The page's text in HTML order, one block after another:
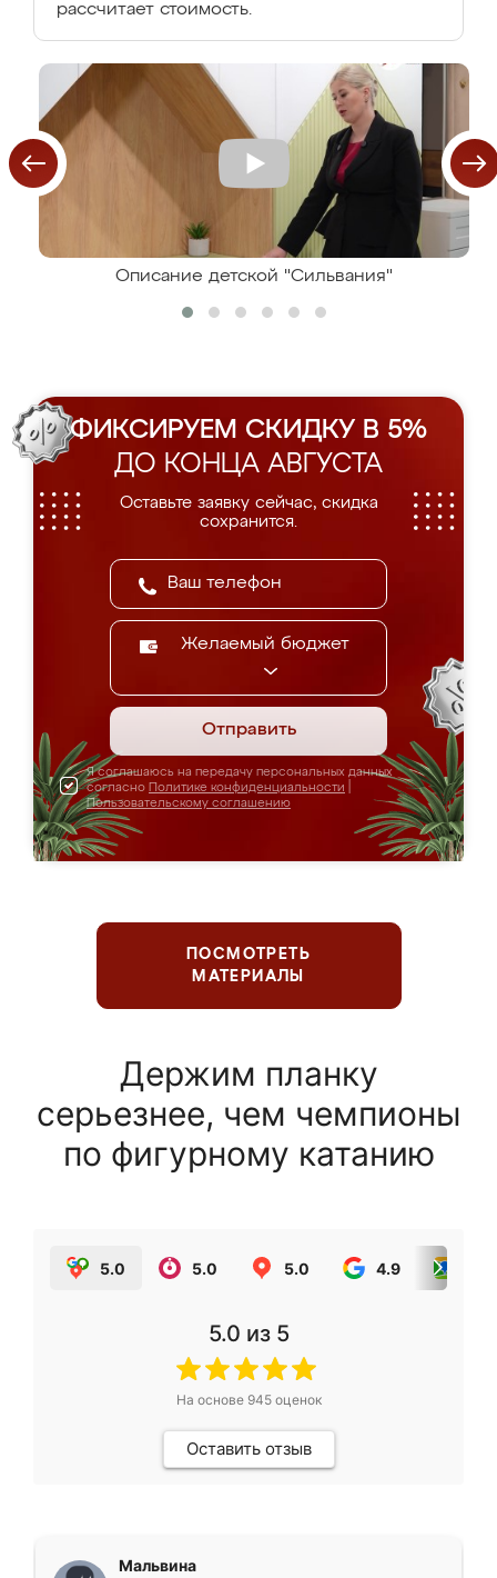
рассчитает стоимость.
Описание детской "Сильвания"
ФИКСИРУЕМ СКИДКУ В 5%
ДО КОНЦА АВГУСТА
Оставьте заявку сейчас, скидка
сохранится.
Желаемый бюджет
Отправить
Я соглашаюсь на передачу персональных данных
согласно Политике конфиденциальности
Пользовательскому соглашению
ПОСМОТРЕТЬ
МАТЕРИАЛЫ
Держим планку
серьезнее, чем чемпионы
по фигурному катанию
5.0 5.0 5.0 4.9
5.0 из 5
На основе 945оценок
Оставить отзыв
Мальвина